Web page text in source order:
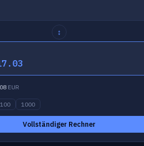
↕
EUR
100 1000
Vollständiger Rechner